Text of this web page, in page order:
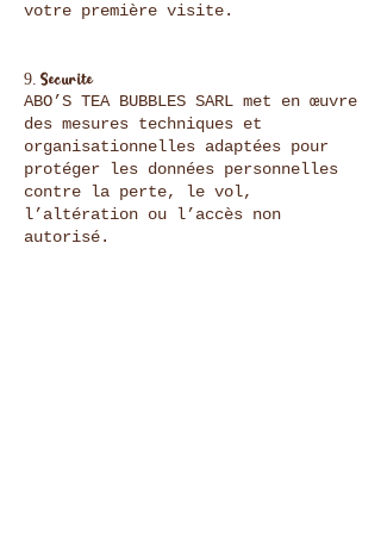
votre première visite.
9. Sécurité
ABO’S TEA BUBBLES SARL met en œuvre
des mesures techniques et
organisationnelles adaptées pour
protéger les données personnelles
contre la perte, le vol,
l’altération ou l’accès non
autorisé.